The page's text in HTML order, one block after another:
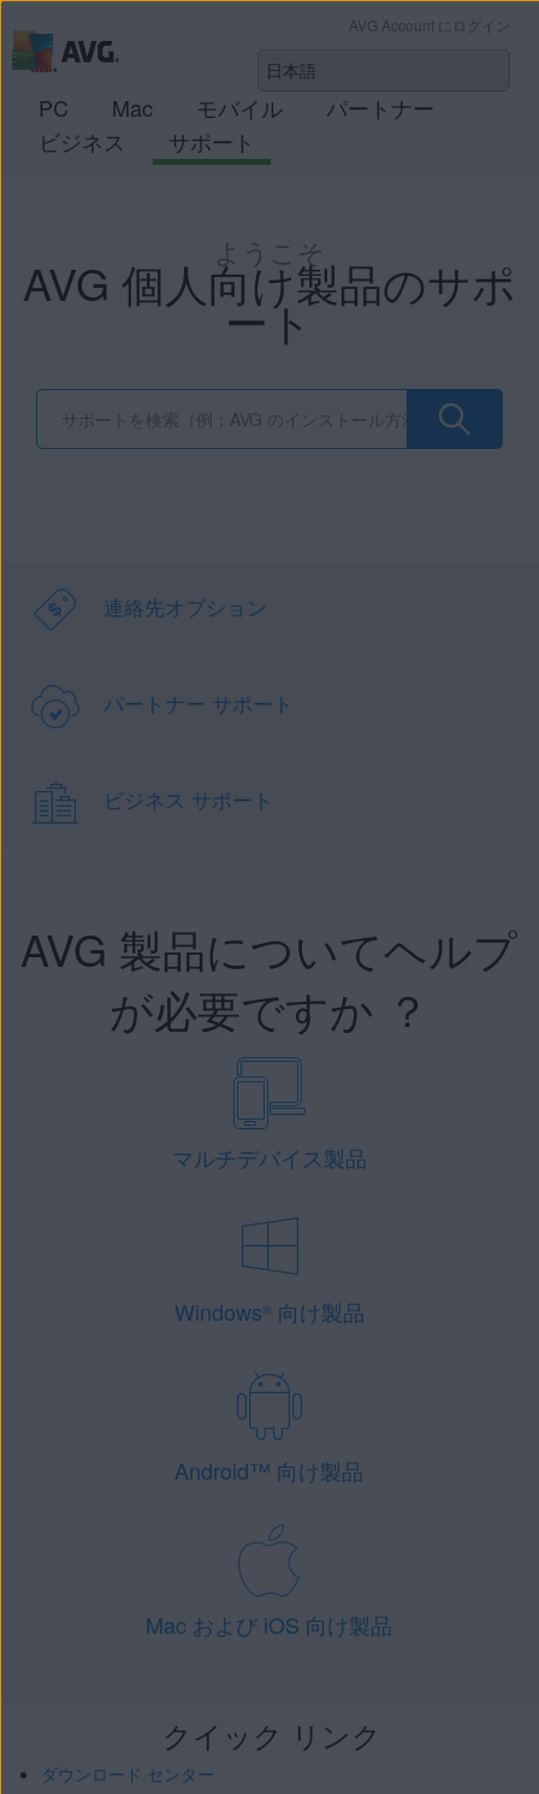
AVG Account にログイン
PC Mac モバイル
パートナー
ビジネス
サポート
ようこそ
AVG 個人向け製品のサポ
ート
連絡先オプション
パートナー サポート
ビジネス サポート
AVG 製品についてヘルプ
が必要ですか ？
マルチデバイス製品
Windows®向け製品
Android™ 向け製品
Mac および iOS 向け製品
クイック リンク
ダウンロード センター